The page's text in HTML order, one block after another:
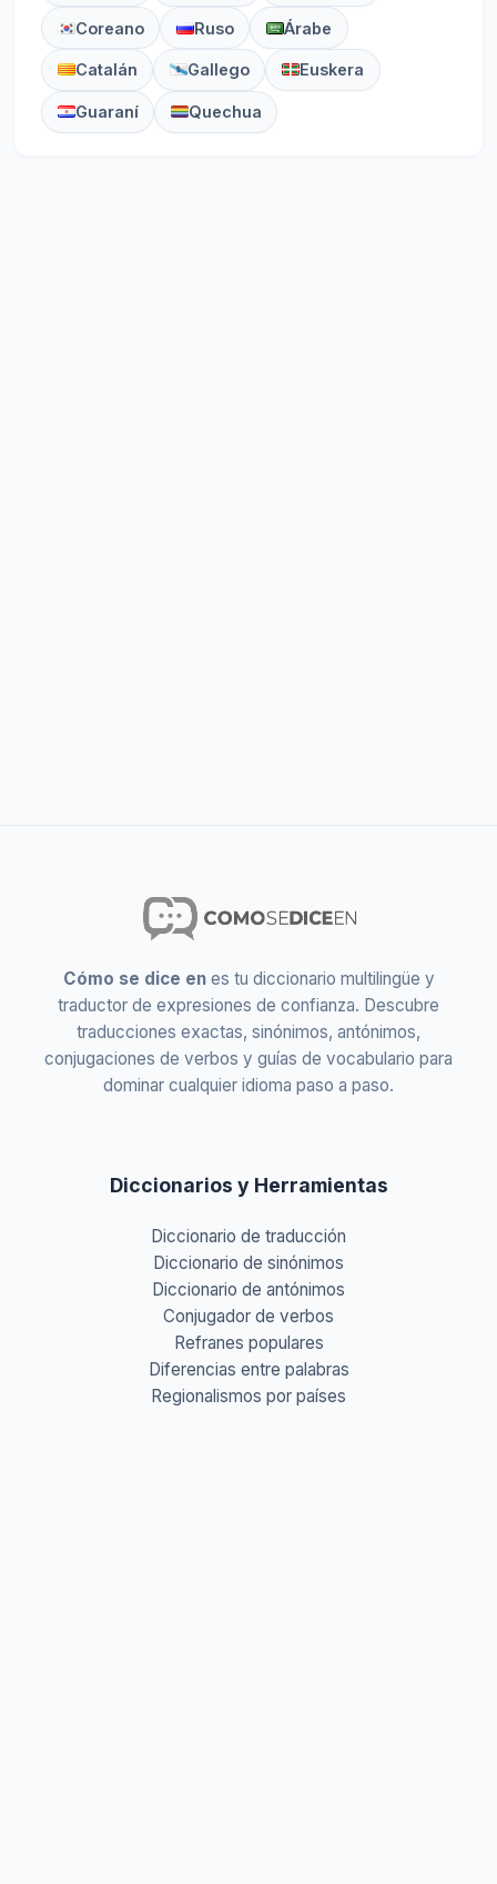
Coreano Ruso Árabe
Catalán Gallego Euskera
Guaraní Quechua
Cómo se dice enes tu diccionario multilingüe y
traductor de expresiones de confianza. Descubre
traducciones exactas, sinónimos, antónimos,
conjugaciones de verbos y guías de vocabulario para
dominar cualquier idioma paso a paso.
Diccionarios y Herramientas
Diccionario de traducción
Diccionario de sinónimos
Diccionario de antónimos
Conjugador de verbos
Refranes populares
Diferencias entre palabras
Regionalismos por países